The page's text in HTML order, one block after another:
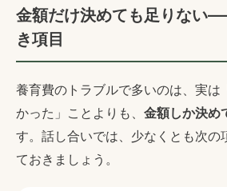
金額だけ決めても足りない
き項目
養育費のトラブルで多いのは、実は
かった」ことよりも、 金額しか決め
す。話し合いでは、少なくとも次の
ておきましょう。